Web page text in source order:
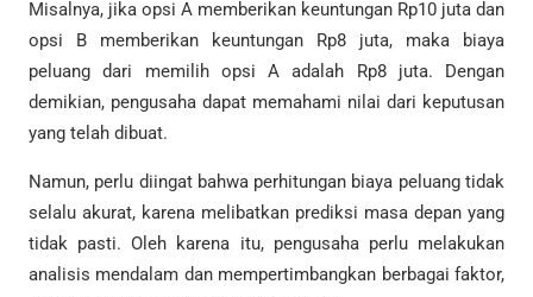
Misalnya, jika opsi A memberikan keuntungan Rp10 juta dan
opsi B memberikan keuntungan Rp8 juta, maka biaya
peluang dari memilih opsi A adalah Rp8 juta. Dengan
demikian, pengusaha dapat memahami nilai dari keputusan
yang telah dibuat.
Namun, perlu diingat bahwa perhitungan biaya peluang tidak
selalu akurat, karena melibatkan prediksi masa depan yang
tidak pasti. Oleh karena itu, pengusaha perlu melakukan
analisis mendalam dan mempertimbangkan berbagai faktor,